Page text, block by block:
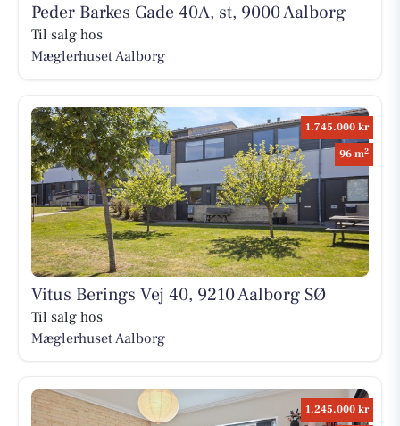
Peder Barkes Gade 40A, st, 9000 Aalborg
Til salg hos
Mæglerhuset Aalborg
1.745.000 kr
96 m2
Vitus Berings Vej 40, 9210 Aalborg SØ
Til salg hos
Mæglerhuset Aalborg
1.245.000 kr